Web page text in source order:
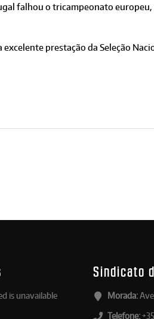
falhou o tricampeonato
prestação da Seleção
is unavailable
Sindicato
Morada:
Telefone: